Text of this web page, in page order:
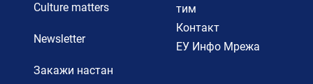
Culture matters
Newsletter
Закажи настан
тим
Контакт
ЕУ Инфо Мрежа